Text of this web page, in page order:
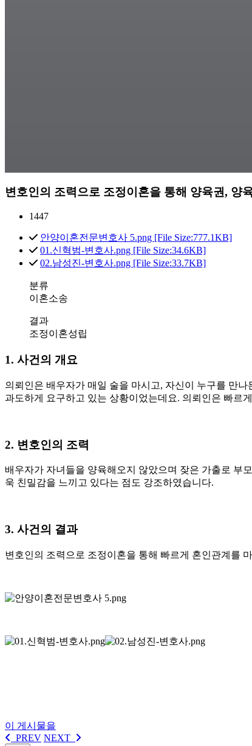
변호인의 조력으로 조정이혼을 통해 양육권, 양
1447
안양이혼전문변호사 5.png [File Size:777.1KB]
01.신혁범-변호사.png [File Size:34.6KB]
02.남성진-변호사.png [File Size:33.7KB]
분류
이혼소송
결과
조정이혼성립
1. 사건의 개요
의뢰인은 배우자가 매일 술을 마시고, 자신이 누구를 만
과도하게 요구하고 있는 상황이었는데요. 의뢰인은 빠르
2. 변호인의 조력
배우자가 자녀들을 양육해오지 않았으며 잦은 가출로 부
욱 친밀감을 느끼고 있다는 점도 강조하였습니다.
3. 사건의 결과
변호인의 조력으로 조정이혼을 통해 빠르게 혼인관계를
이 게시물을
PREV NEXT